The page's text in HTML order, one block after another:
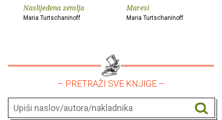
Naslijeđena zemlja
Maria Turtschaninoff
Maresi
Maria Turtschaninoff
– PRETRAŽI SVE KNJIGE –